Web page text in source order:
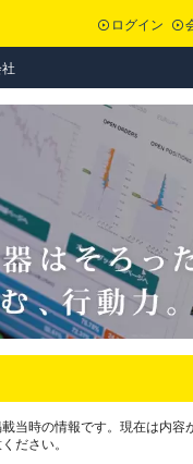
ログイン
当時の情報です。現在は内容
ださい。